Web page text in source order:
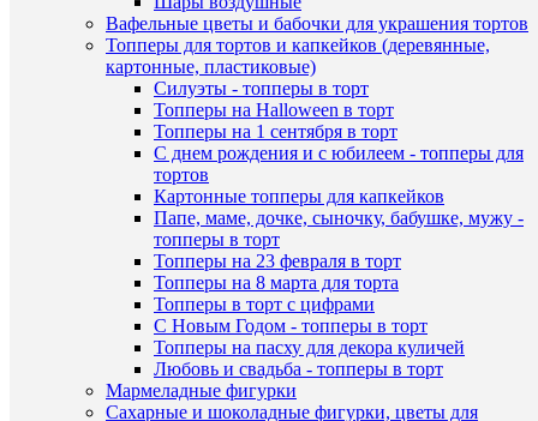
Вафельные цветы и бабочки для украшения тортов
Топперы для тортов и капкейков (деревянные,
картонные, пластиковые)
Силуэты - топперы в торт
Топперы на Halloween в торт
Топперы на 1 сентября в торт
С днем рождения и с юбилеем - топперы для
тортов
Картонные топперы для капкейков
Папе, маме, дочке, сыночку, бабушке, мужу -
топперы в торт
Топперы на 23 февраля в торт
Топперы на 8 марта для торта
Топперы в торт с цифрами
С Новым Годом - топперы в торт
Топперы на пасху для декора куличей
Любовь и свадьба - топперы в торт
Мармеладные фигурки
Сахарные и шоколадные фигурки, цветы для
В
"Цифра
0"
руб.
склад